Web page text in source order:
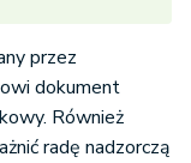
przez
dokument
Również
radę nadzorczą